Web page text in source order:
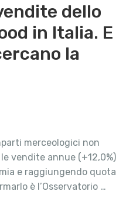
dello
in Italia. E
la
merceologici non
vendite annue (+12,0%)
e raggiungendo quota
è l’Osservatorio …